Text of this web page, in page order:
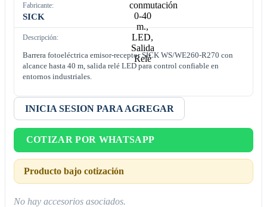
Fabricante:
SICK
Descripción:
Barrera fotoeléctrica emisor-receptor SICK WS/WE260-R270 con
alcance hasta 40 m, salida relé LED para control confiable en
entornos industriales.
INICIA SESION PARA AGREGAR
COTIZAR POR WHATSAPP
Producto bajo cotización
No hay accesorios asociados.